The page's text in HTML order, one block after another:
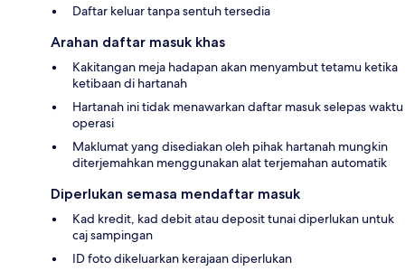
Daftar keluar tanpa sentuh tersedia
Arahan daftar masuk khas
Kakitangan meja hadapan akan menyambut tetamu ketika
ketibaan di hartanah
Hartanah ini tidak menawarkan daftar masuk selepas waktu
operasi
Maklumat yang disediakan oleh pihak hartanah mungkin
diterjemahkan menggunakan alat terjemahan automatik
Diperlukan semasa mendaftar masuk
Kad kredit, kad debit atau deposit tunai diperlukan untuk
caj sampingan
ID foto dikeluarkan kerajaan diperlukan